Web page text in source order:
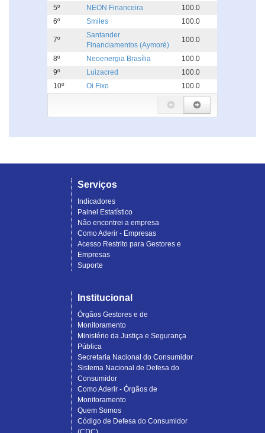
5º
NEON Financeira
100.0
6º
Smiles 100.0
7º
Santander
Financiamentos (Aymoré)
100.0
8º Neoenergia Brasília
100.0
9º
Luizacred
100.0
10º
Oi Fixo 100.0
Serviços
Indicadores
Painel Estatístico
Não encontrei a empresa
Como Aderir - Empresas
Acesso Restrito para Gestores e
Empresas
Suporte
Institucional
Órgãos Gestores e de
Monitoramento
Ministério da Justiça e Segurança
Pública
Secretaria Nacional do Consumidor
Sistema Nacional de Defesa do
Consumidor
Como Aderir - Órgãos de
Monitoramento
Quem Somos
Código de Defesa do Consumidor